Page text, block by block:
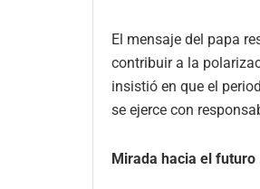
El mensaje del papa
contribuir a la
insistió en que el
se ejerce con
Mirada hacia el futuro